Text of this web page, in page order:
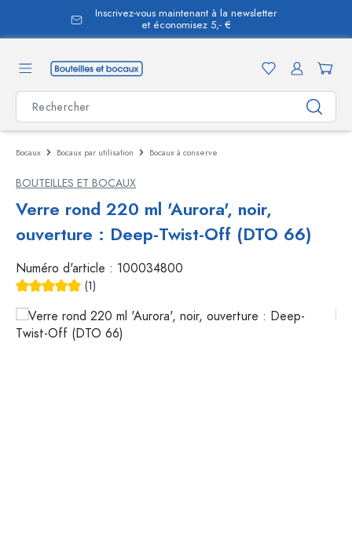
principal
Inscrivez-vous maintenant à la newsletter
et économisez 5,- €
Bocaux Bocaux par utilisation Bocaux à conserve
BOUTEILLES ET BOCAUX
Verre rond 220 ml 'Aurora', noir,
ouverture : Deep-Twist-Off (DTO 66)
Numéro d'article : 100034800
(1)